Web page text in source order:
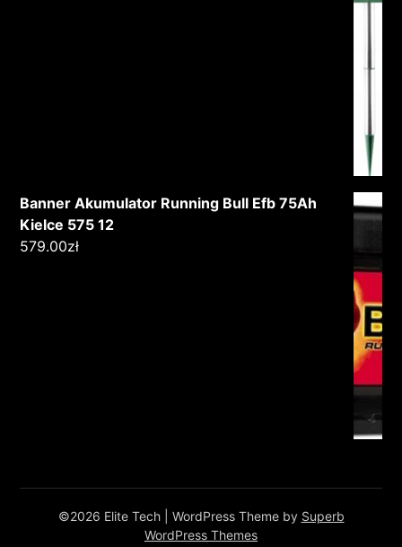
Banner Akumulator Running Bull Efb 75Ah
Kielce 575 12
579.00zł
©2026 Elite Tech | WordPress Theme by Superb
WordPress Themes